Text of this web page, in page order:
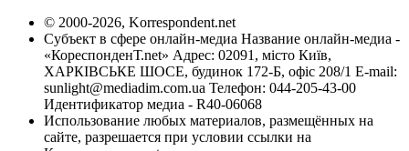
© 2000-2026, Korrespondent.net
Субъект в сфере онлайн-медиа Название онлайн-медиа -
«КореспонденТ.net» Адрес: 02091, місто Київ,
ХАРКІВСЬКЕ ШОСЕ, будинок 172-Б, офіс 208/1 E-mail:
sunlight@mediadim.com.ua Телефон: 044-205-43-00
Идентификатор медиа - R40-06068
Использование любых материалов, размещённых на
сайте, разрешается при условии ссылки на